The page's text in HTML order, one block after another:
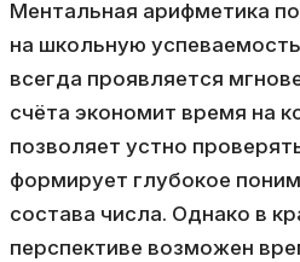
Ментальная арифметика
на школьную
всегда проявляется
счёта экономит время на
позволяет устно
формирует глубокое
состава числа. Однако в
перспективе возможен